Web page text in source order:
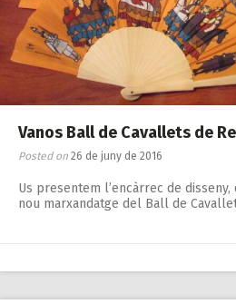
Vanos Ball de Cavallets de
Posted on 26 de juny de 2016
Us presentem l’encàrrec de
nou marxandatge del Ball de